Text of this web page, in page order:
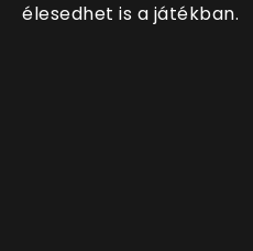
élesedhet is a játékban.